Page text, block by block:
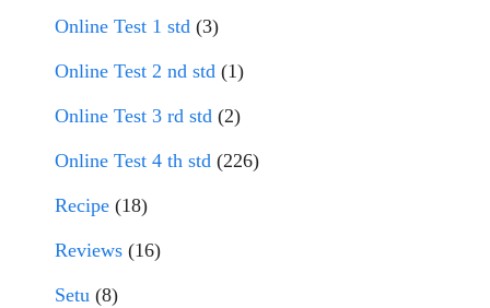
Online Test 1 std (3)
Online Test 2 nd std (1)
Online Test 3 rd std (2)
Online Test 4 th std (226)
Recipe (18)
Reviews (16)
Setu (8)